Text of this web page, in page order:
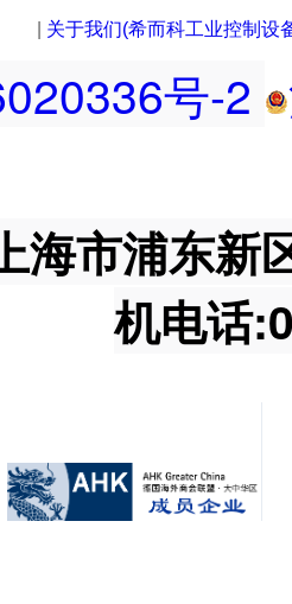
关于我们(希而科工业控制设
号-2
海市浦东新
机电话